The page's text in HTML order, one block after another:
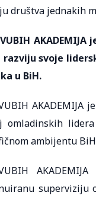
društva jednakih
razviju svoje
u BiH.
AKADEMIJA
omladinskih
ambijentu
superviziju